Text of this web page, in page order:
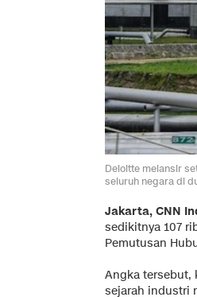
Deloitte melansir
seluruh negara di
Jakarta, CNN
sedikitnya 107
Pemutusan
Angka tersebut,
sejarah industri